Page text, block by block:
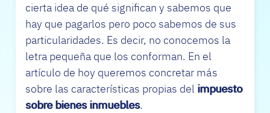
cierta idea de qué significan y sabemos que
hay que pagarlos pero poco sabemos de sus
particularidades. Es decir, no conocemos la
letra pequeña que los conforman. En el
artículo de hoy queremos concretar más
sobre las características propias del impuesto
sobre bienes inmuebles.